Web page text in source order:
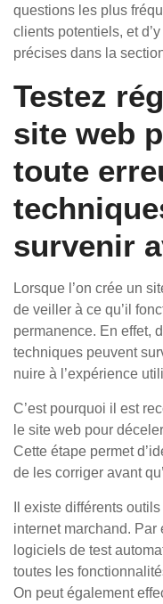
questions les plus
clients potentiels, et
précises dans la
Testez
site web
toute
survenir
Lorsque l’on crée un
de veiller à ce qu’il
permanence. En effet,
techniques peuvent
nuire à l’expérience
C’est pourquoi il est
le site web pour
Cette étape permet
de les corriger avant
Il existe différents
internet marchand.
logiciels de test
toutes les
On peut également